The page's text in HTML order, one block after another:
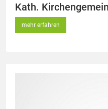
Kath.
mehr erfahren